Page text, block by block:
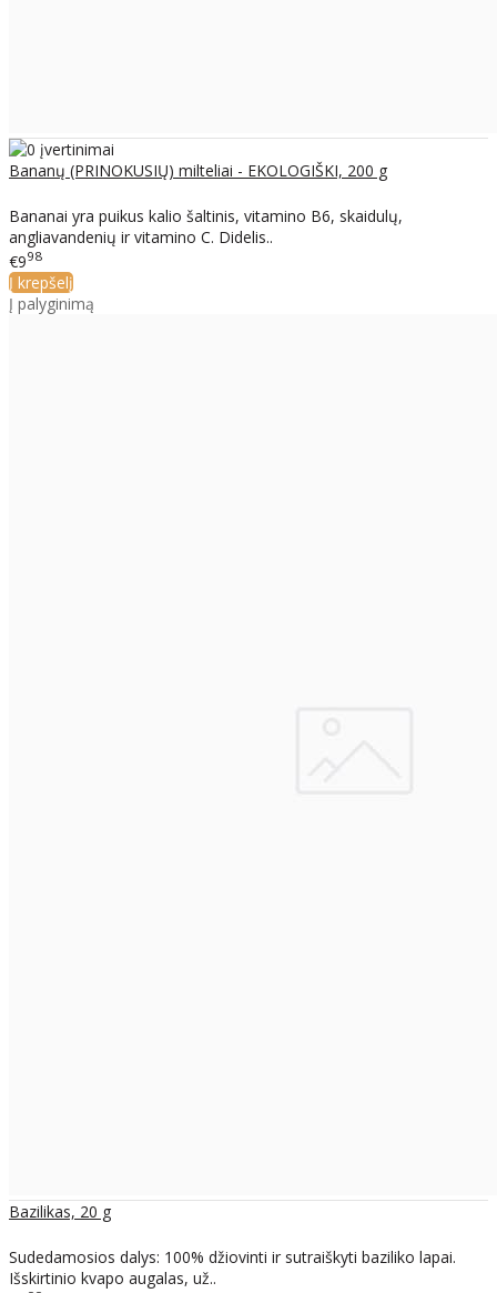
Bananų (PRINOKUSIŲ) milteliai - EKOLOGIŠKI, 200 g
Bananai yra puikus kalio šaltinis, vitamino B6, skaidulų,
angliavandenių ir vitamino C. Didelis..
€998
Į krepšelį
Į palyginimą
Bazilikas, 20 g
Sudedamosios dalys: 100% džiovinti ir sutraiškyti baziliko lapai.
Išskirtinio kvapo augalas, už..